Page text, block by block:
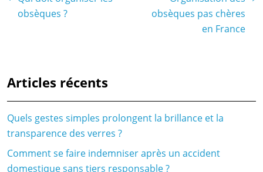
obsèques ?
obsèques pas chères
en France
Articles récents
Quels gestes simples prolongent la brillance et la
transparence des verres ?
Comment se faire indemniser après un accident
domestique sans tiers responsable ?